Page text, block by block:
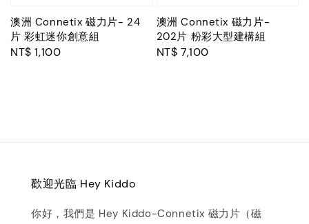
澳洲 Connetix 磁力片- 24
片 彩虹迷你創意組
Regular
NT$ 1,100
澳洲 Connetix 磁力片-
202片 粉彩大型建構組
Regular
NT$ 7,100
歡迎光臨 Hey Kiddo
你好，我們是 Hey Kiddo-Connetix 磁力片（磁